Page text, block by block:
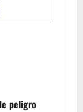
peligro